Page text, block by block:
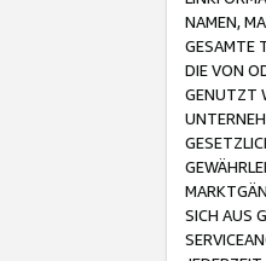
NAMEN,
GESAMTE
DIE VON
GENUTZT
SICH AUS